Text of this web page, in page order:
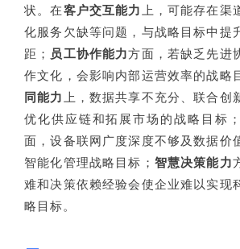
状。在客户交互能力 上，可能存在渠
化服务欠缺等问题，与战略目标中提
距； 员工协作能力方面，若缺乏先进
作文化，会影响内部运营效率的战略
同能力 上，数据共享不充分、联合创
优化供应链和拓展市场的战略目标；
面，设备联网广度深度不够及数据价
智能化管理战略目标； 智慧决策能力
难和决策依赖经验会使企业难以实现
略目标。